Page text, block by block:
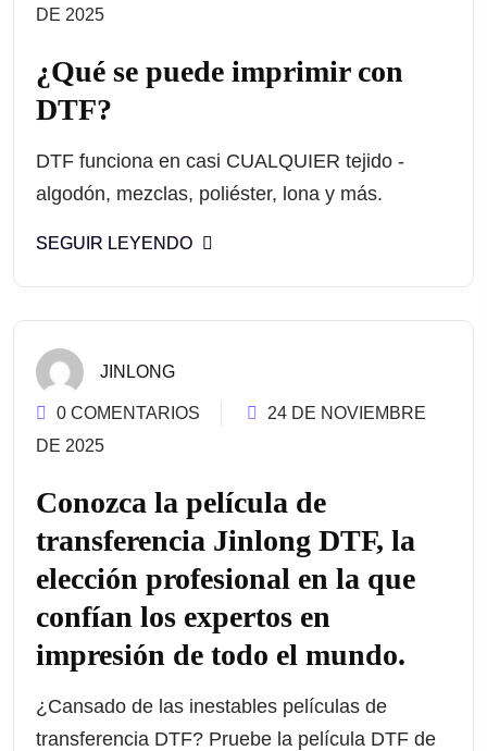
DE 2025
¿Qué se puede imprimir con
DTF?
DTF funciona en casi CUALQUIER tejido -
algodón, mezclas, poliéster, lona y más.
SEGUIR LEYENDO
JINLONG
0 COMENTARIOS
24 DE NOVIEMBRE
DE 2025
Conozca la película de
transferencia Jinlong DTF, la
elección profesional en la que
confían los expertos en
impresión de todo el mundo.
¿Cansado de las inestables películas de
transferencia DTF? Pruebe la película DTF de